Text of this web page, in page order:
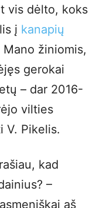
vis dėlto, koks
į kanapių
Mano žiniomis,
gerokai
– dar 2016-
vilties
V. Pikelis.
kad
–
aš